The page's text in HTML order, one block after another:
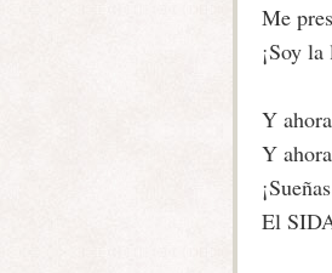
Me
¡Soy
Y
Y
El